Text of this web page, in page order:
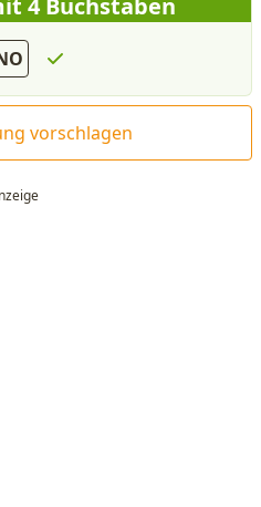
4 Buchstaben
vorschlagen